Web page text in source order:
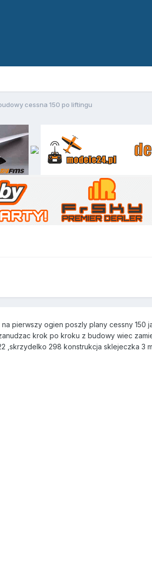
cessna 150 po liftingu
pierwszy ogien poszly plany cessny 150
krok po kroku z budowy wiec
,skrzydelko 298 konstrukcja sklejeczka